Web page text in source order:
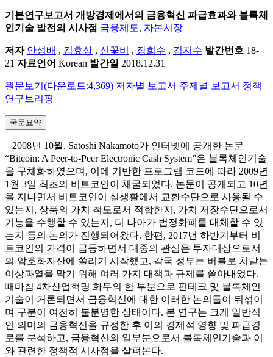
기본연구보고서 개방경제에서의 금융혁신 파급효과와 블록체
인기술 발전의 시사점 금융제도, 자본시장
저자 안성배 , 김효상 , 신꽃비 , 장희수 , 김지수 발간번호 18-
21 자료언어 Korean 발간일 2018.12.31
원문보기(다운로드:4,369) 저자별 보고서 주제별 보고서 정책
연구브리핑
국문요약
2008년 10월, Satoshi Nakamoto가 인터넷에 공개한 논문
“Bitcoin: A Peer-to-Peer Electronic Cash System”은 블록체인기술
을 구체화하였으며, 이에 기반한 프로그램 코드에 따라 2009년
1월 3일 최초의 비트코인이 채굴되었다. 논문이 공개되고 10년
을 지나면서 비트코인이 실생활에서 교환수단으로 사용될 수
있는지, 상품의 가치 척도로서 적합한지, 가치 저장수단으로서
기능을 수행할 수 있는지, 더 나아가 법정화폐를 대체할 수 있
는지 등의 논의가 진행되어왔다. 한편, 2017년 하반기부터 비
트코인의 가격이 급등하면서 대중의 관심은 투자대상으로서
의 암호화자산에 쏠리기 시작했고, 각국 정부는 버블로 치닫는
이상과열을 막기 위해 여러 가지 대책과 규제를 쏟아내었다.
때마침 4차산업혁명 화두의 한 부분으로 핀테크 및 블록체인
기술이 거론되면서 금융혁신에 대한 이러한 논의들이 뒤섞이
며 구분이 여전히 불분명한 상태이다. 본 연구는 크게 일반적
인 의미의 금융혁신을 규정한 후 이의 경제적 영향 및 파급경
로를 분석하고, 금융혁신의 일부분으로서 블록체인기술과 이
와 관련한 정책적 시사점을 살펴본다.